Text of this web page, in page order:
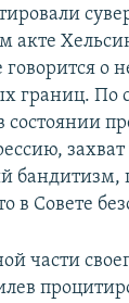
акте
говорится о
границ.
состоянии
в Совете
части